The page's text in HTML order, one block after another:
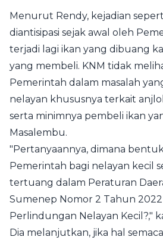
Menurut Rendy, kejadian
diantisipasi sejak awal oleh
terjadi lagi ikan yang dibuang
yang membeli. KNM tidak
Pemerintah dalam masalah
nelayan khususnya terkait
serta minimnya pembeli ikan
Masalembu.
"Pertanyaannya, dimana
Pemerintah bagi nelayan kecil
tertuang dalam Peraturan
Sumenep Nomor 2 Tahun
Perlindungan Nelayan Kecil?,"
Dia melanjutkan, jika hal